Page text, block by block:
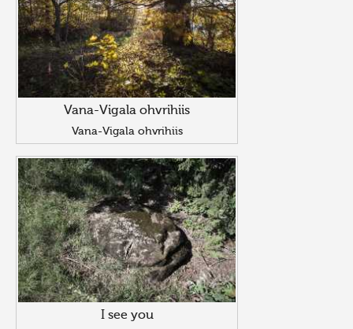
Vana-Vigala ohvrihiis
Vana-Vigala ohvrihiis
I see you